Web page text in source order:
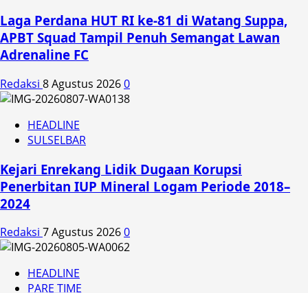
Laga Perdana HUT RI ke-81 di Watang Suppa,
APBT Squad Tampil Penuh Semangat Lawan
Adrenaline FC
Redaksi 8 Agustus 20260
HEADLINE
SULSELBAR
Kejari Enrekang Lidik Dugaan Korupsi
Penerbitan IUP Mineral Logam Periode 2018–
2024
Redaksi 7 Agustus 20260
HEADLINE
PARE TIME